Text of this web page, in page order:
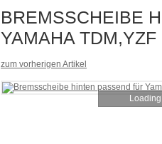
BREMSSCHEIBE
YAMAHA
zum vorherigen Artikel